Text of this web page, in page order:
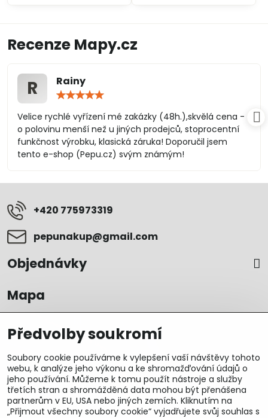
Recenze Mapy.cz
R Rainy
/
5
Velice rychlé vyřízení mé zakázky (48h.),skvělá cena -
o polovinu menší než u jiných prodejců, stoprocentní
funkčnost výrobku, klasická záruka! Doporučil jsem
tento e-shop (Pepu.cz) svým známým!
+420 775973319
pepunakup​@gmail​.com
Objednávky
Mapa
Předvolby soukromí
Soubory cookie používáme k vylepšení vaší návštěvy tohoto
webu, k analýze jeho výkonu a ke shromažďování údajů o
jeho používání. Můžeme k tomu použít nástroje a služby
třetích stran a shromážděná data mohou být přenášena
partnerům v EU, USA nebo jiných zemích. Kliknutím na
„Přijmout všechny soubory cookie“ vyjadřujete svůj souhlas s